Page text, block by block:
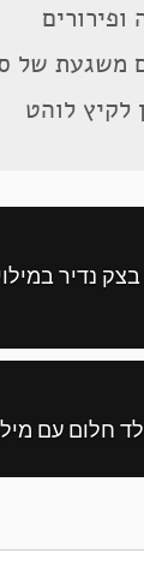
ופירורים
משגעת של
לקיץ לוהט
בצק נדיר
חלום עם